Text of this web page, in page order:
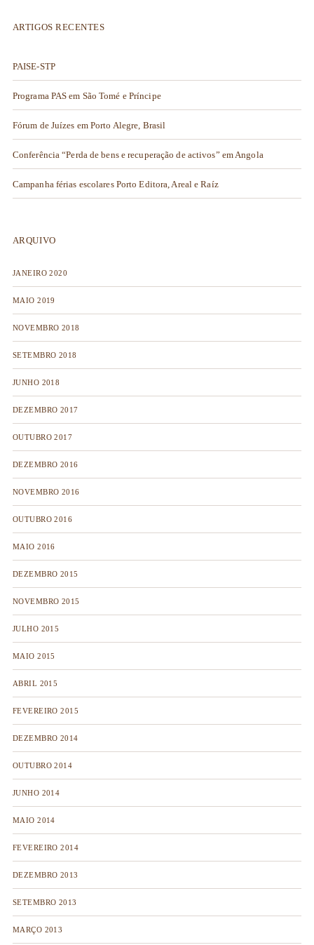
ARTIGOS RECENTES
PAISE-STP
Programa PAS em São Tomé e Príncipe
Fórum de Juízes em Porto Alegre, Brasil
Conferência “Perda de bens e recuperação de activos” em Angola
Campanha férias escolares Porto Editora, Areal e Raíz
ARQUIVO
JANEIRO 2020
MAIO 2019
NOVEMBRO 2018
SETEMBRO 2018
JUNHO 2018
DEZEMBRO 2017
OUTUBRO 2017
DEZEMBRO 2016
NOVEMBRO 2016
OUTUBRO 2016
MAIO 2016
DEZEMBRO 2015
NOVEMBRO 2015
JULHO 2015
MAIO 2015
ABRIL 2015
FEVEREIRO 2015
DEZEMBRO 2014
OUTUBRO 2014
JUNHO 2014
MAIO 2014
FEVEREIRO 2014
DEZEMBRO 2013
SETEMBRO 2013
MARÇO 2013